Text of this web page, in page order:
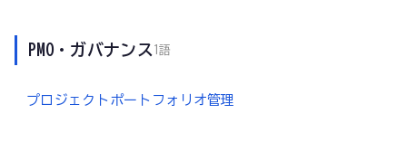
PMO・ガバナンス 1語
プロジェクトポートフォリオ管理